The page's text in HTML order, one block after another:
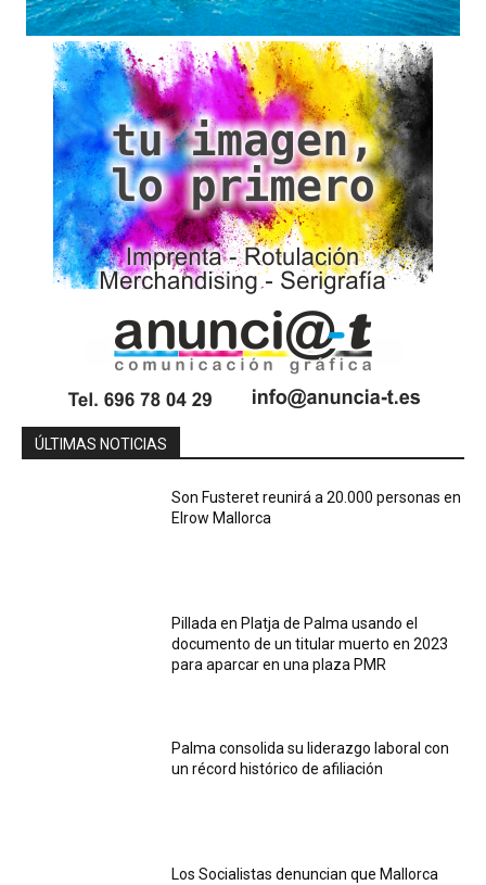
ÚLTIMAS NOTICIAS
Son Fusteret reunirá a 20.000 personas en
Elrow Mallorca
Pillada en Platja de Palma usando el
documento de un titular muerto en 2023
para aparcar en una plaza PMR
Palma consolida su liderazgo laboral con
un récord histórico de afiliación
Los Socialistas denuncian que Mallorca